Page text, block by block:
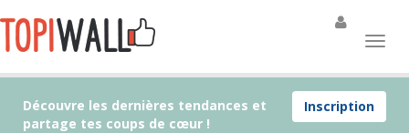
Inscription
Découvre les dernières tendances et
partage tes coups de cœur !